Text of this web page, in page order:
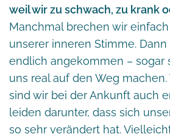
weil wir zu schwach, zu krank
Manchmal brechen wir
unserer inneren Stimme.
endlich angekommen – sogar
uns real auf den Weg
sind wir bei der Ankunft auch
leiden darunter, dass sich
so sehr verändert hat.